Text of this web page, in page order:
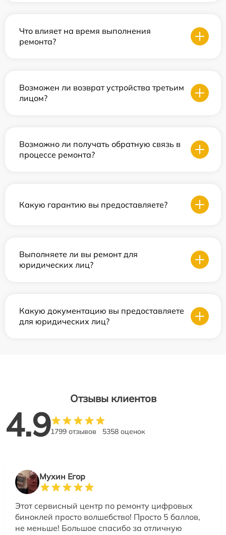
Что влияет на время выполнения
ремонта?
Возможен ли возврат устройства третьим
лицом?
Возможно ли получать обратную связь в
процессе ремонта?
Какую гарантию вы предоставляете?
Выполняете ли вы ремонт для
юридических лиц?
Какую документацию вы предоставляете
для юридических лиц?
Отзывы клиентов
4.91799 отзывов 5358 оценок
Мухин Егор
Этот сервисный центр по ремонту цифровых
биноклей просто волшебство! Просто 5 баллов,
не меньше! Большое спасибо за отличную